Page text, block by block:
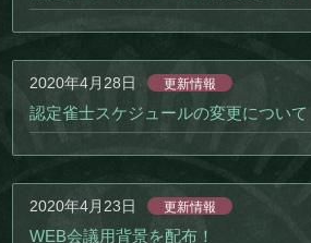
2020年4月28日 更新情報
認定雀士スケジュールの変更について
2020年4月23日 更新情報
WEB会議用背景を配布！